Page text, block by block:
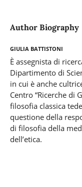
Author Biography
Giulia Battistoni
È assegnista di
Dipartimento di
in cui è anche
Centro “Ricerche di
filosofia classica
questione della
di filosofia della
dell’etica.